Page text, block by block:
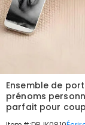
Ensemble de
prénoms
parfait pour